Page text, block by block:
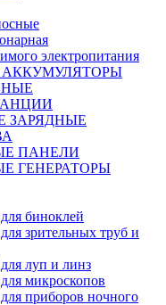
электропитания
ЗАРЯДНЫЕ
ПАНЕЛИ
ГЕНЕРАТОРЫ
биноклей
зрительных труб и
луп и линз
микроскопов
приборов ночного